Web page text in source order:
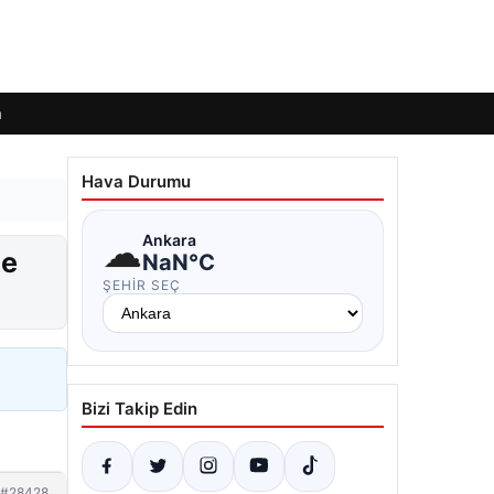
Hava Durumu
☁Ankara
NaN°C
ŞEHIR SEÇ
Bizi Takip Edin